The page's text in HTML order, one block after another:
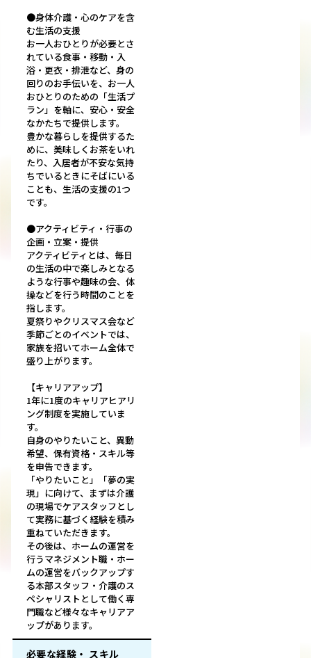
●身体介護・心のケアを含
む生活の支援
お一人おひとりが必要とさ
れている食事・移動・入
浴・更衣・排泄など、身の
回りのお手伝いを、お一人
おひとりのための「生活プ
ラン」を軸に、安心・安全
なかたちで提供します。
豊かな暮らしを提供するた
めに、美味しくお茶をいれ
たり、入居者が不安な気持
ちでいるときにそばにいる
ことも、生活の支援の1つ
です。
●アクティビティ・行事の
企画・立案・提供
アクティビティとは、毎日
の生活の中で楽しみとなる
ような行事や趣味の会、体
操などを行う時間のことを
指します。
夏祭りやクリスマス会など
季節ごとのイベントでは、
家族を招いてホーム全体で
盛り上がります。
【キャリアアップ】
1年に1度のキャリアヒアリ
ング制度を実施していま
す。
自身のやりたいこと、異動
希望、保有資格・スキル等
を申告できます。
「やりたいこと」「夢の実
現」に向けて、まずは介護
の現場でケアスタッフとし
て実務に基づく経験を積み
重ねていただきます。
その後は、ホームの運営を
行うマネジメント職・ホー
ムの運営をバックアップす
る本部スタッフ・介護のス
ペシャリストとして働く専
門職など様々なキャリアア
ップがあります。
必要な経験・ スキル